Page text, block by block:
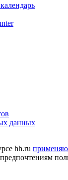
данных
hh.ru